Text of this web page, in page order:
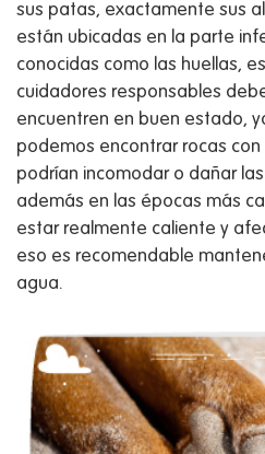
sus patas, exactamente sus
están ubicadas en la parte
conocidas como las huellas,
cuidadores responsables
encuentren en buen estado,
podemos encontrar rocas
podrían incomodar o dañar
además en las épocas más
estar realmente caliente y
eso es recomendable
agua.